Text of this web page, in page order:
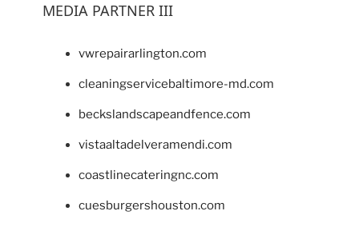
MEDIA PARTNER III
vwrepairarlington.com
cleaningservicebaltimore-md.com
beckslandscapeandfence.com
vistaaltadelveramendi.com
coastlinecateringnc.com
cuesburgershouston.com